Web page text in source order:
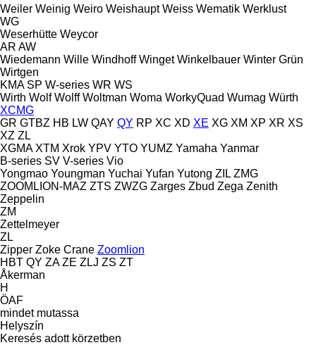
Weiler Weinig Weiro Weishaupt Weiss Wematik Werklust
WG
Weserhütte Weycor
AR AW
Wiedemann Wille Windhoff Winget Winkelbauer Winter Grün
Wirtgen
KMA SP W-series WR WS
Wirth Wolf Wolff Woltman Woma WorkyQuad Wumag Würth
XCMG
GR GTBZ HB LW QAY QY RP XC XD XE XG XM XP XR XS
XZ ZL
XGMA XTM Xrok YPV YTO YUMZ Yamaha Yanmar
B-series SV V-series Vio
Yongmao Youngman Yuchai Yufan Yutong ZIL ZMG
ZOOMLION-MAZ ZTS ZWZG Zarges Zbud Zega Zenith
Zeppelin
ZM
Zettelmeyer
ZL
Zipper Zoke Crane Zoomlion
HBT QY ZA ZE ZLJ ZS ZT
Åkerman
H
ÖAF
mindet mutassa
Helyszín
Keresés adott körzetben